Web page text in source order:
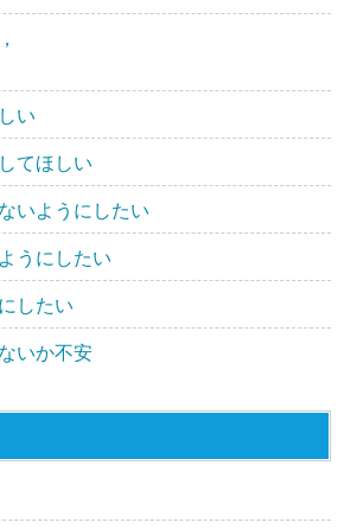
い
てほしい
いようにしたい
うにしたい
したい
いか不安